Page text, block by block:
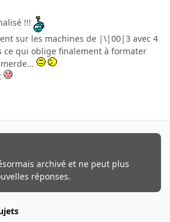
!!!
sur les machines de |\|00|3 avec 4
ce qui oblige finalement à formater
archivé et ne peut plus
réponses.